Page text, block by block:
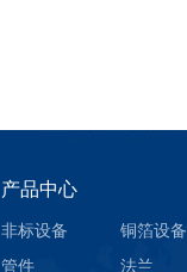
产品中心
非标设备
铜箔设备
管件
法兰